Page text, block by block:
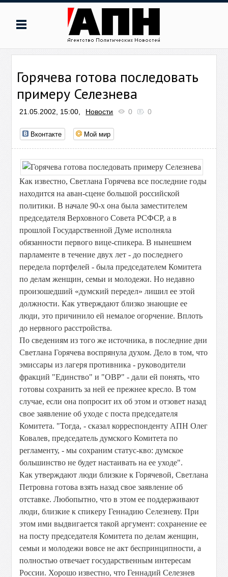
Горячева готова последовать
примеру Селезнева
21.05.2002, 15:00, Новости 0 0
Вконтакте Мой мир
Как известно, Светлана Горячева все последние годы
находится на аван-сцене большой российской
политики. В начале 90-х она была заместителем
председателя Верховного Совета РСФСР, а в
прошлой Государственной Думе исполняла
обязанности первого вице-спикера. В нынешнем
парламенте в течение двух лет - до последнего
передела портфелей - была председателем Комитета
по делам женщин, семьи и молодежи. Но недавно
произошедший «думский передел» лишил ее этой
должности. Как утверждают близко знающие ее
люди, это причинило ей немалое огорчение. Вплоть
до нервного расстройства.
По сведениям из того же источника, в последние дни
Светлана Горячева воспрянула духом. Дело в том, что
эмиссары из лагеря противника - руководители
фракций "Единство" и "ОВР" - дали ей понять, что
готовы сохранить за ней ее прежнее кресло. В том
случае, если она попросит их об этом и отзовет назад
свое заявление об уходе с поста председателя
Комитета. "Тогда, - сказал корреспонденту АПН Олег
Ковалев, председатель думского Комитета по
регламенту, - мы сохраним статус-кво: думское
большинство не будет настаивать на ее уходе".
Как утверждают люди близкие к Горячевой, Светлана
Петровна готова взять назад свое заявление об
отставке. Любопытно, что в этом ее поддерживают
люди, близкие к спикеру Геннадию Селезневу. При
этом ими выдвигается такой аргумент: сохранение ее
на посту председателя Комитета по делам женщин,
семьи и молодежи вовсе не акт беспринципности, а
полностью отвечает государственным интересам
России. Хорошо известно, что Геннадий Селезнев